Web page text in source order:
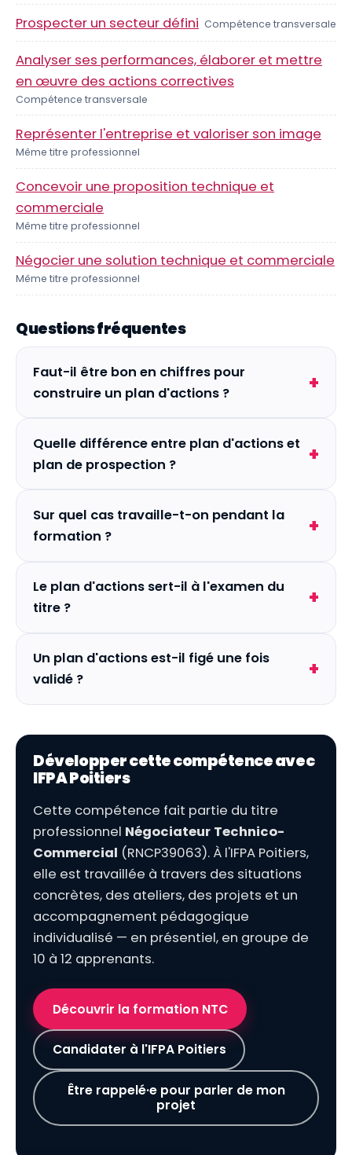
Prospecter un secteur défini Compétence transversale
Analyser ses performances, élaborer et mettre
en œuvre des actions correctives
Compétence transversale
Représenter l'entreprise et valoriser son image
Même titre professionnel
Concevoir une proposition technique et
commerciale
Même titre professionnel
Négocier une solution technique et commerciale
Même titre professionnel
Questions fréquentes
Faut-il être bon en chiffres pour
construire un plan d'actions ?
Quelle différence entre plan d'actions et
plan de prospection ?
Sur quel cas travaille-t-on pendant la
formation ?
Le plan d'actions sert-il à l'examen du
titre ?
Un plan d'actions est-il figé une fois
validé ?
Développer cette compétence avec
IFPA Poitiers
Cette compétence fait partie du titre
professionnel Négociateur Technico-
Commercial (RNCP39063). À l'IFPA Poitiers,
elle est travaillée à travers des situations
concrètes, des ateliers, des projets et un
accompagnement pédagogique
individualisé — en présentiel, en groupe de
10 à 12 apprenants.
Découvrir la formation NTC
Candidater à l'IFPA Poitiers
Être rappelé·e pour parler de mon
projet